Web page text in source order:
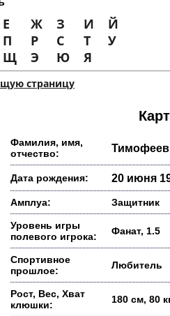
Е Ж З И
Й
П Р С Т
У
Щ Э Ю Я
страницу
Фамилия, имя,
отчество:
Тимофеев
Дата рождения: 20 июня
Амплуа: Защитник
Уровень игры
полевого игрока:
Фанат, 1.5
Спортивное
прошлое:
Любитель
Рост, Вес, Хват
клюшки:
180 см, 80